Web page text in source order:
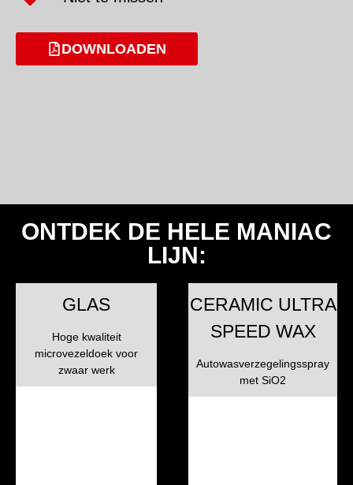
DOWNLOADEN
ONTDEK DE HELE MANIAC
LIJN:
GLAS
Hoge kwaliteit
microvezeldoek voor
zwaar werk
CERAMIC ULTRA
SPEED WAX
Autowasverzegelingsspray
met SiO2